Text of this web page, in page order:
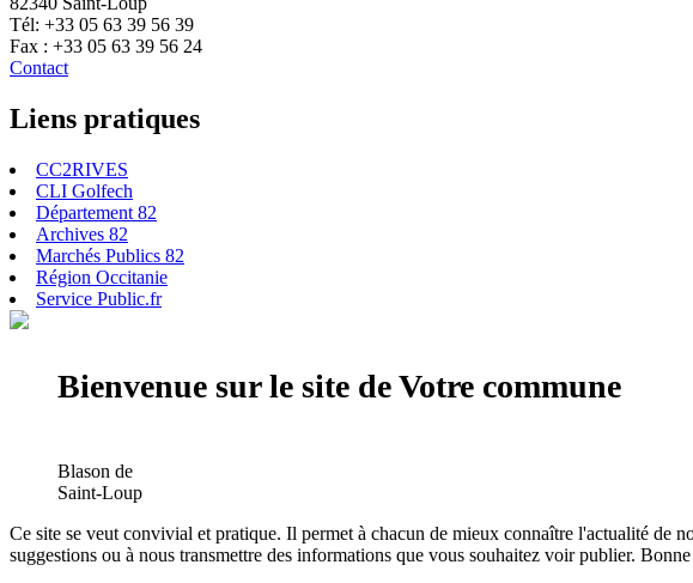
Tél: +33 05 63 39 56 39
Fax : +33 05 63 39 56 24
Contact
Liens pratiques
CC2RIVES
CLI Golfech
Département 82
Archives 82
Marchés Publics 82
Région Occitanie
Service Public.fr
Bienvenue sur le site de Votre commune
Blason de
Saint-Loup
Ce site se veut convivial et pratique. Il permet à chacun de mieux connaître l'actualité de
suggestions ou à nous transmettre des informations que vous souhaitez voir publier.